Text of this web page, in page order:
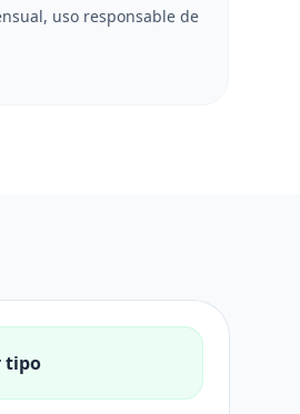
uso responsable de
tipo